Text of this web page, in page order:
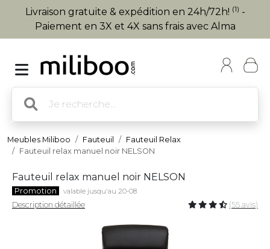
Livraison gratuite & expédition en 24h/72h! (1) -
Paiement en 3X et 4X sans frais avec Alma
Meubles Miliboo Fauteuil
Fauteuil Relax
Fauteuil relax manuel noir NELSON
Fauteuil relax manuel noir NELSON
Promotion valable jusqu'au 20-08
Description détaillée (55 avis)